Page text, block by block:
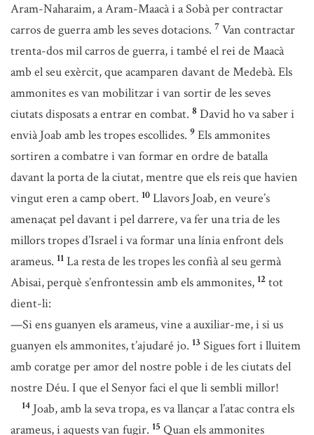
Aram-Naharaim, a Aram-Maacà i a Sobà per contractar
carros de guerra amb les seves dotacions. 7 Van contractar
trenta-dos mil carros de guerra, i també el rei de Maacà
amb el seu exèrcit, que acamparen davant de Medebà. Els
ammonites es van mobilitzar i van sortir de les seves
ciutats disposats a entrar en combat. 8 David ho va saber i
envià Joab amb les tropes escollides. 9 Els ammonites
sortiren a combatre i van formar en ordre de batalla
davant la porta de la ciutat, mentre que els reis que havien
vingut eren a camp obert. 10 Llavors Joab, en veure’s
amenaçat pel davant i pel darrere, va fer una tria de les
millors tropes d’Israel i va formar una línia enfront dels
arameus. 11 La resta de les tropes les confià al seu germà
Abisai, perquè s’enfrontessin amb els ammonites, 12 tot
dient-li:
—Si ens guanyen els arameus, vine a auxiliar-me, i si us
guanyen els ammonites, t’ajudaré jo. 13 Sigues fort i lluitem
amb coratge per amor del nostre poble i de les ciutats del
nostre Déu. I que el Senyor faci el que li sembli millor!
14 Joab, amb la seva tropa, es va llançar a l’atac contra els
arameus, i aquests van fugir. 15 Quan els ammonites